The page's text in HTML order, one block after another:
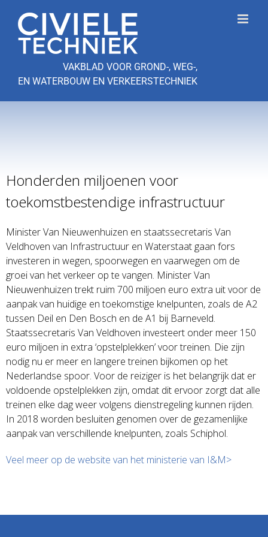
naar
inhoud
VAKBLAD VOOR GROND-, WEG-,
EN WATERBOUW EN VERKEERSTECHNIEK
Honderden miljoenen voor
toekomstbestendige infrastructuur
Minister Van Nieuwenhuizen en staatssecretaris Van
Veldhoven van Infrastructuur en Waterstaat gaan fors
investeren in wegen, spoorwegen en vaarwegen om de
groei van het verkeer op te vangen. Minister Van
Nieuwenhuizen trekt ruim 700 miljoen euro extra uit voor de
aanpak van huidige en toekomstige knelpunten, zoals de A2
tussen Deil en Den Bosch en de A1 bij Barneveld.
Staatssecretaris Van Veldhoven investeert onder meer 150
euro miljoen in extra ‘opstelplekken’ voor treinen. Die zijn
nodig nu er meer en langere treinen bijkomen op het
Nederlandse spoor. Voor de reiziger is het belangrijk dat er
voldoende opstelplekken zijn, omdat dit ervoor zorgt dat alle
treinen elke dag weer volgens dienstregeling kunnen rijden.
In 2018 worden besluiten genomen over de gezamenlijke
aanpak van verschillende knelpunten, zoals Schiphol.
Veel meer op de website van het ministerie van I&M>